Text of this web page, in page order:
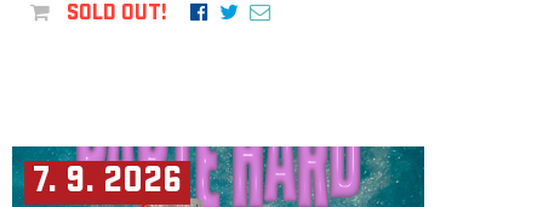
SOLD OUT!
7. 9. 2026